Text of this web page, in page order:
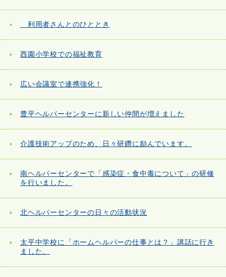
利用者さんとのひととき
西園小学校での福祉教育
広い会議室で連携強化！
豊平ヘルパーセンターに新しい仲間が増えました
介護技術アップのため、日々研鑽に励んでいます。
南ヘルパーセンターで「感染症・食中毒について」の研修
を行いました。
北ヘルパーセンターの日々の活動状況
太平中学校に「ホームヘルパーの仕事とは？」講話に行き
ました。